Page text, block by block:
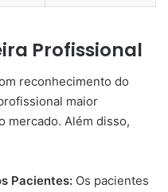
Profissional
reconhecimento do
maior
mercado. Além disso,
Pacientes: Os pacientes